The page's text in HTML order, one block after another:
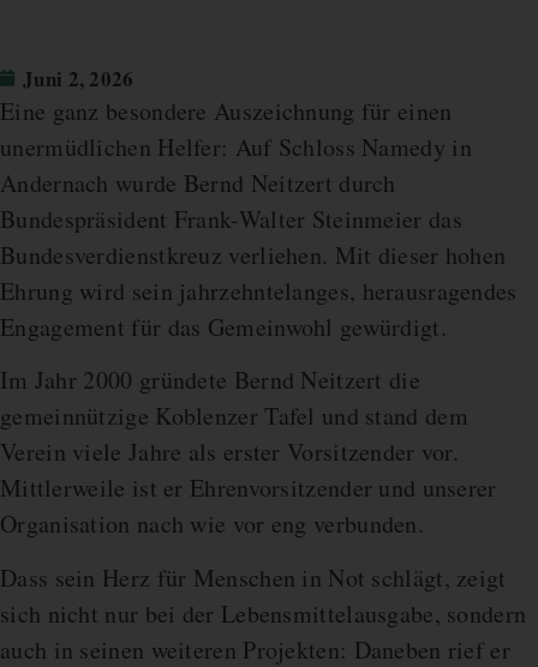
Juni 2, 2026
Eine ganz besondere Auszeichnung für einen
unermüdlichen Helfer: Auf Schloss Namedy in
Andernach wurde Bernd Neitzert durch
Bundespräsident Frank-Walter Steinmeier das
Bundesverdienstkreuz verliehen. Mit dieser hohen
Ehrung wird sein jahrzehntelanges, herausragendes
Engagement für das Gemeinwohl gewürdigt.
Im Jahr 2000 gründete Bernd Neitzert die
gemeinnützige Koblenzer Tafel und stand dem
Verein viele Jahre als erster Vorsitzender vor.
Mittlerweile ist er Ehrenvorsitzender und unserer
Organisation nach wie vor eng verbunden.
Dass sein Herz für Menschen in Not schlägt, zeigt
sich nicht nur bei der Lebensmittelausgabe, sondern
auch in seinen weiteren Projekten: Daneben rief er